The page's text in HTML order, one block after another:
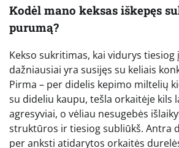
Kodėl mano keksas iškepęs
purumą?
Kekso sukritimas, kai vidurys tiesiog
dažniausiai yra susijęs su keliais
Pirma – per didelis kepimo miltelių
su dideliu kaupu, tešla orkaitėje kils
agresyviai, o vėliau nesugebės
struktūros ir tiesiog subliūkš. Antra
per anksti atidarytos orkaitės